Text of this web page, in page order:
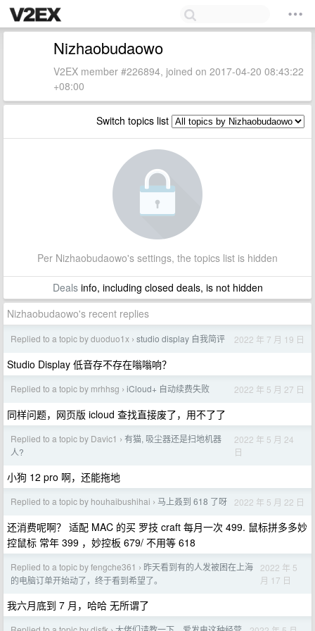
Nizhaobudaowo
V2EX member #226894, joined on 2017-04-20 08:43:22
+08:00
Switch topics list
Per Nizhaobudaowo's settings, the topics list is hidden
Dealsinfo, including closed deals, is not hidden
Nizhaobudaowo's recent replies
Replied to a topic by duoduo1x › studio display 自我简评 2022 年 7 月 19 日
Studio Display 低音存不存在嗡嗡响？
Replied to a topic by mrhhsg › iCloud+ 自动续费失败 2022 年 5 月 27 日
同样问题，网页版 icloud 查找直接废了，用不了了
Replied to a topic by Davic1 › 有猫, 吸尘器还是扫地机器
人?
2022 年 5 月 24
日
小狗 12 pro 啊，还能拖地
Replied to a topic by houhaibushihai › 马上叒到 618 了呀 2022 年 5 月 22 日
还消费呢啊？ 适配 MAC 的买 罗技 craft 每月一次 499. 鼠标拼多多妙
控鼠标 常年 399 ，妙控板 679/ 不用等 618
Replied to a topic by fengche361 › 昨天看到有的人发被困在上海
的电脑订单开始动了，终于看到希望了。
2022 年 5
月 17 日
我六月底到 7 月，哈哈 无所谓了